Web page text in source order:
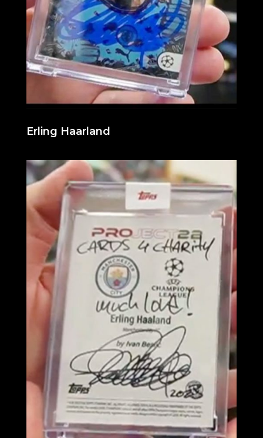
Erling Haarland